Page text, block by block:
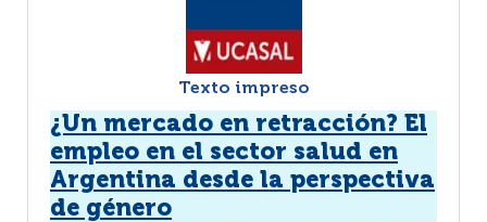
Texto impreso
¿Un mercado en retracción? El
empleo en el sector salud en
Argentina desde la perspectiva
de género